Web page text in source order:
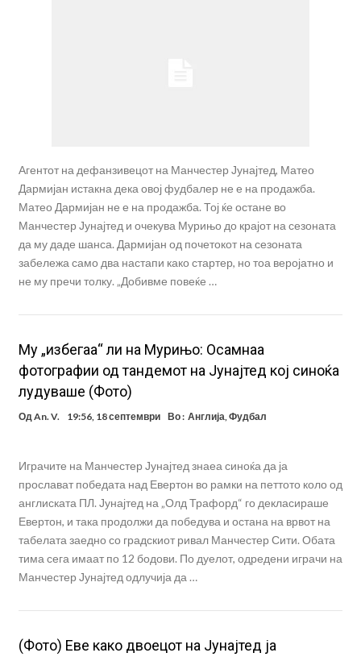
Агентот на дефанзивецот на Манчестер Јунајтед, Матео
Дармијан истакна дека овој фудбалер не е на продажба.
Матео Дармијан не е на продажба. Тој ќе остане во
Манчестер Јунајтед и очекува Мурињо до крајот на сезоната
да му даде шанса. Дармијан од почетокот на сезоната
забележа само два настапи како стартер, но тоа веројатно и
не му пречи толку. „Добивме повеќе …
Му „избегаа“ ли на Мурињо: Осамнаа
фотографии од тандемот на Јунајтед кој синоќа
лудуваше (Фото)
ОдAn. V. 19:56, 18 септември Во : Англија,Фудбал
Играчите на Манчестер Јунајтед знаеа синоќа да ја
прослават победата над Евертон во рамки на петтото коло од
англиската ПЛ. Јунајтед на „Олд Трафорд“ го декласираше
Евертон, и така продолжи да победува и остана на врвот на
табелата заедно со градскиот ривал Манчестер Сити. Обата
тима сега имаат по 12 бодови. По дуелот, одредени играчи на
Манчестер Јунајтед одлучија да …
(Фото) Еве како двоецот на Јунајтед ја